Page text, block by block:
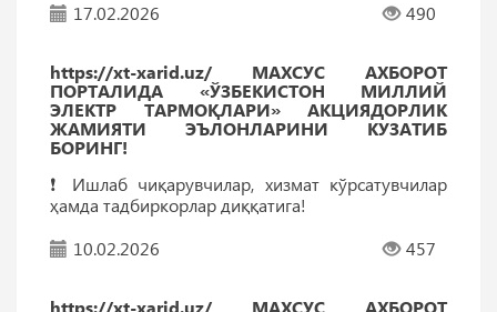
17.02.2026
490
https://xt-xarid.uz/ МАХСУС АХБОРОТ
ПОРТАЛИДА «ЎЗБЕКИСТОН МИЛЛИЙ
ЭЛЕКТР ТАРМОҚЛАРИ» АКЦИЯДОРЛИК
ЖАМИЯТИ ЭЪЛОНЛАРИНИ КУЗАТИБ
БОРИНГ!
❗️ Ишлаб чиқарувчилар, хизмат кўрсатувчилар
ҳамда тадбиркорлар диққатига!
10.02.2026
457
https://xt-xarid.uz/ МАХСУС АХБОРОТ